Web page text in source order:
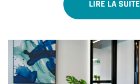
LIRE LA SUITE